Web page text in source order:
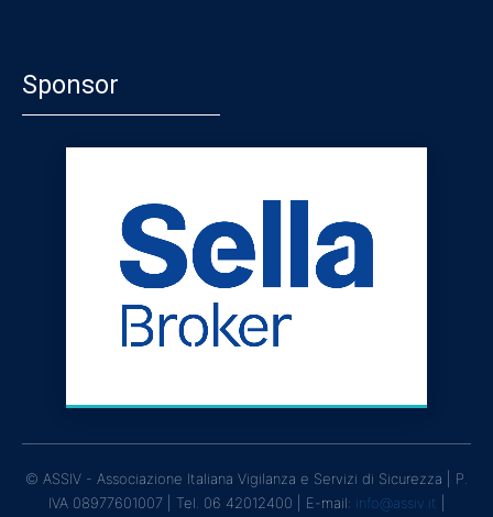
Sponsor
© ASSIV - Associazione Italiana Vigilanza e Servizi di Sicurezza | P.
IVA 08977601007 | Tel. 06 42012400 | E-mail: info@assiv.it